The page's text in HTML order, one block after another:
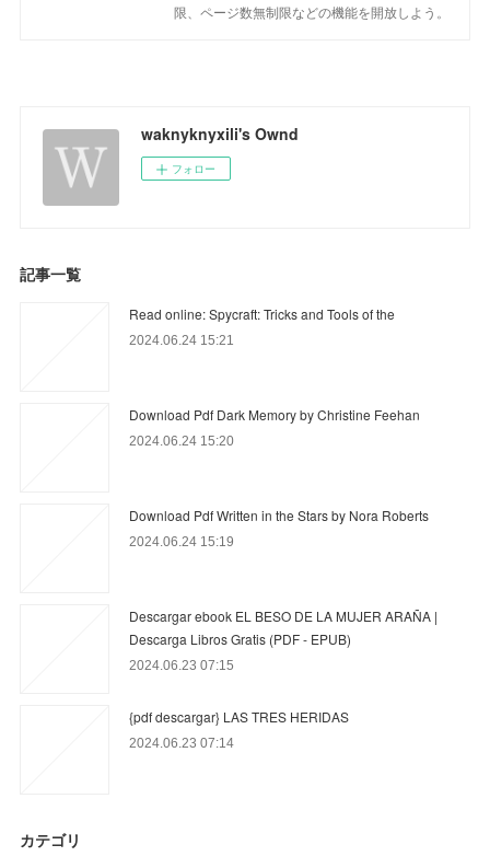
限、ページ数無制限などの機能を開放しよう。
waknyknyxili's Ownd
フォロー
記事一覧
Read online: Spycraft: Tricks and Tools of the
2024.06.24 15:21
Download Pdf Dark Memory by Christine Feehan
2024.06.24 15:20
Download Pdf Written in the Stars by Nora Roberts
2024.06.24 15:19
Descargar ebook EL BESO DE LA MUJER ARAÑA |
Descarga Libros Gratis (PDF - EPUB)
2024.06.23 07:15
{pdf descargar} LAS TRES HERIDAS
2024.06.23 07:14
カテゴリ